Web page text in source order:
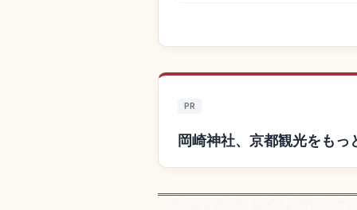
PR
岡崎神社、京都観光をもっ